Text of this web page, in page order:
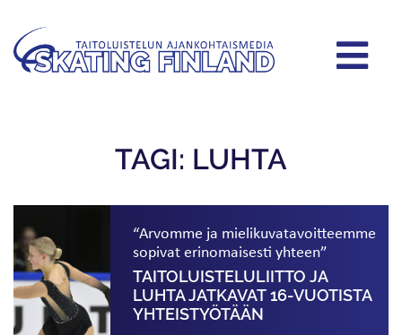
TAGI: LUHTA
“Arvomme ja mielikuvatavoitteemme
sopivat erinomaisesti yhteen”
TAITOLUISTE­LULIITTO JA
LUHTA JATKAVAT 16-VUOTISTA
YHTEISTYÖTÄÄN